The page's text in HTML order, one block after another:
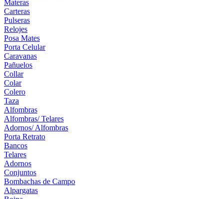
Materas
Carteras
Pulseras
Relojes
Posa Mates
Porta Celular
Caravanas
Pañuelos
Collar
Colar
Colero
Taza
Alfombras
Alfombras/ Telares
Adornos/ Alfombras
Porta Retrato
Bancos
Telares
Adornos
Conjuntos
Bombachas de Campo
Alpargatas